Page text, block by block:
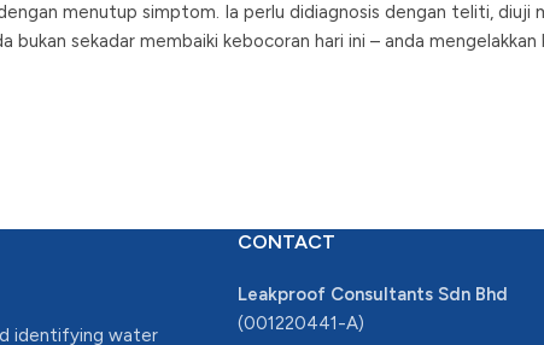
menutup simptom. Ia perlu didiagnosis dengan teliti,
sekadar membaiki kebocoran hari ini – anda
identifying water
CONTACT
Leakproof Consultants Sdn Bhd
(001220441-A)